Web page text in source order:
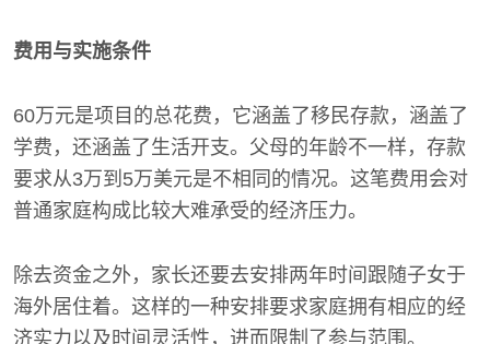
费用与实施条件
60万元是项目的总花费，它涵盖了移民存款，涵盖了
学费，还涵盖了生活开支。父母的年龄不一样，存款
要求从3万到5万美元是不相同的情况。这笔费用会对
普通家庭构成比较大难承受的经济压力。
除去资金之外，家长还要去安排两年时间跟随子女于
海外居住着。这样的一种安排要求家庭拥有相应的经
济实力以及时间灵活性，进而限制了参与范围。